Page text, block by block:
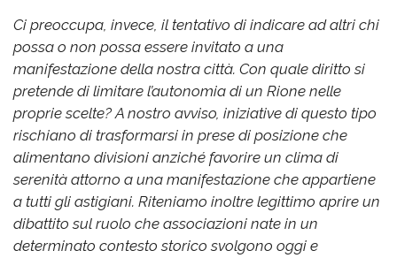
Ci preoccupa, invece, il tentativo di indicare ad altri chi
possa o non possa essere invitato a una
manifestazione della nostra città. Con quale diritto si
pretende di limitare l’autonomia di un Rione nelle
proprie scelte?A nostro avviso, iniziative di questo tipo
rischiano di trasformarsi in prese di posizione che
alimentano divisioni anziché favorire un clima di
serenità attorno a una manifestazione che appartiene
a tutti gli astigiani. Riteniamo inoltre legittimo aprire un
dibattito sul ruolo che associazioni nate in un
determinato contesto storico svolgono oggi e